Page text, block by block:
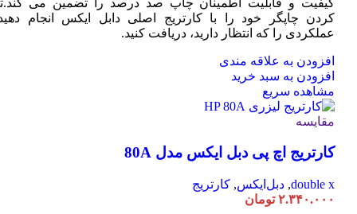
کیفیت و قابلیت اطمینان چاپ صد درصد را تضمین می
کردن چاپگر خود را با کارتریج اصلی دابل ایکس انجام
عملکردی را که انتظار دارید، دریافت کنید.
افزودن به علاقه مندی
افزودن به سبد خرید
مشاهده سریع
مقایسه
کارتریج اچ پی دبل ایکس مدل 80A
double x
, دبل‌ایکس, کارتریج
۲.۳۴۰.۰۰۰ تومان